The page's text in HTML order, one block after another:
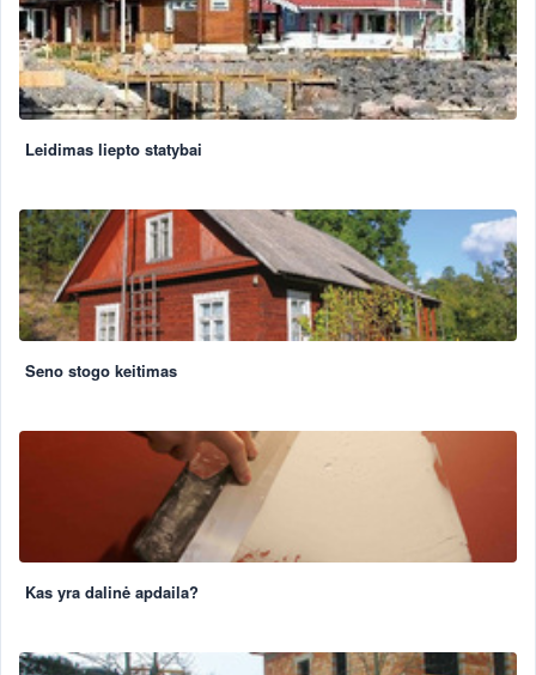
Leidimas liepto statybai
Seno stogo keitimas
Kas yra dalinė apdaila?